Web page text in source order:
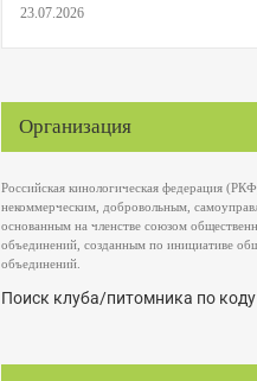
23.07.2026
Организация
Российская кинологическая федерация
некоммерческим, добровольным,
основанным на членстве союзом
объединений, созданным по инициативе
объединений.
Поиск клуба/питомника по